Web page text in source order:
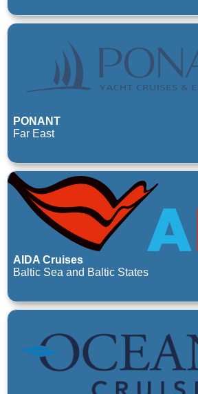
PONANT
Far East
AIDA Cruises
Baltic Sea and Baltic States